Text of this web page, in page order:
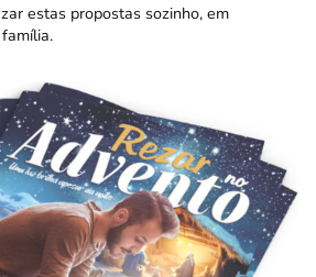
estas propostas sozinho, em